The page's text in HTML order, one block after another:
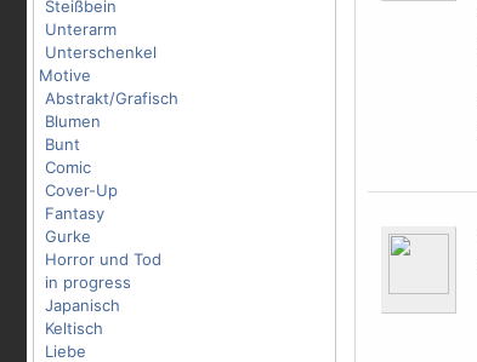
Steißbein
Unterarm
Unterschenkel
Motive
Abstrakt/Grafisch
Blumen
Bunt
Comic
Cover-Up
Fantasy
Gurke
Horror und Tod
in progress
Japanisch
Keltisch
Liebe